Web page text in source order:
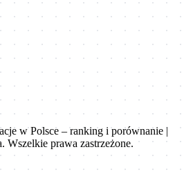
w Polsce – ranking i porównanie |
. Wszelkie prawa zastrzeżone.